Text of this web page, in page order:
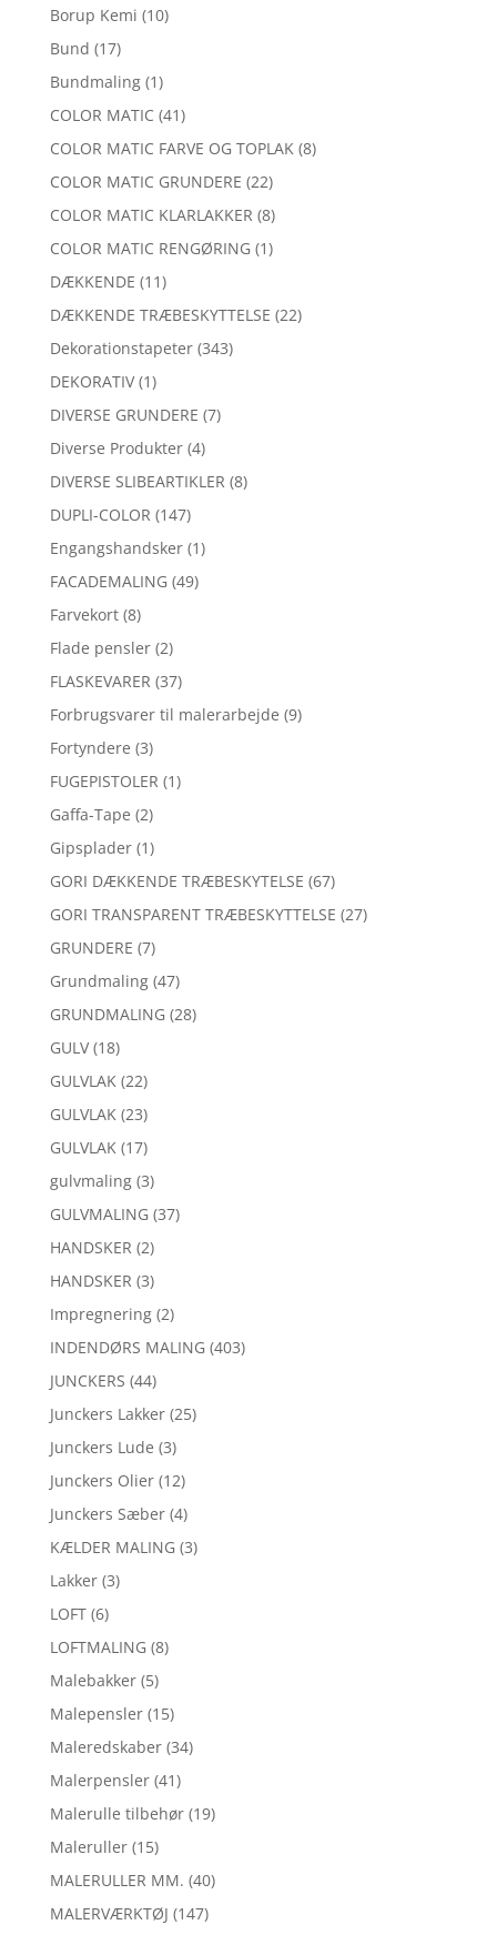
Borup Kemi (10)
Bund (17)
Bundmaling (1)
COLOR MATIC (41)
COLOR MATIC FARVE OG TOPLAK (8)
COLOR MATIC GRUNDERE (22)
COLOR MATIC KLARLAKKER (8)
COLOR MATIC RENGØRING (1)
DÆKKENDE (11)
DÆKKENDE TRÆBESKYTTELSE (22)
Dekorationstapeter (343)
DEKORATIV (1)
DIVERSE GRUNDERE (7)
Diverse Produkter (4)
DIVERSE SLIBEARTIKLER (8)
DUPLI-COLOR (147)
Engangshandsker (1)
FACADEMALING (49)
Farvekort (8)
Flade pensler (2)
FLASKEVARER (37)
Forbrugsvarer til malerarbejde (9)
Fortyndere (3)
FUGEPISTOLER (1)
Gaffa-Tape (2)
Gipsplader (1)
GORI DÆKKENDE TRÆBESKYTELSE (67)
GORI TRANSPARENT TRÆBESKYTTELSE (27)
GRUNDERE (7)
Grundmaling (47)
GRUNDMALING (28)
GULV (18)
GULVLAK (22)
GULVLAK (23)
GULVLAK (17)
gulvmaling (3)
GULVMALING (37)
HANDSKER (2)
HANDSKER (3)
Impregnering (2)
INDENDØRS MALING (403)
JUNCKERS (44)
Junckers Lakker (25)
Junckers Lude (3)
Junckers Olier (12)
Junckers Sæber (4)
KÆLDER MALING (3)
Lakker (3)
LOFT (6)
LOFTMALING (8)
Malebakker (5)
Malepensler (15)
Maleredskaber (34)
Malerpensler (41)
Malerulle tilbehør (19)
Maleruller (15)
MALERULLER MM. (40)
MALERVÆRKTØJ (147)